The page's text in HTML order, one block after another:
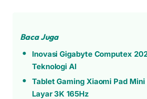
Baca Juga
Inovasi Gigabyte Computex
Teknologi AI
Tablet Gaming Xiaomi Pad
Layar 3K 165Hz